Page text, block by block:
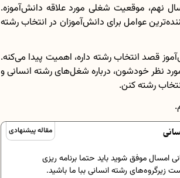
نهم، موقعیت شغلی مورد علاقه دانش‌آموزه.
عوامل برای دانش‌آموزان در انتخاب رشته
قصد انتخاب رشته داره، اهمیت پیدا می‌کنه.
نظر خودشون، درباره شغل‌های رشته انسانی و
رشته کنن.
مقاله پیشنهادی
امسال موفق شوید باید حتما برنامه ریزی
زیرگروه‌های رشته انسانی ببا ما باشید.